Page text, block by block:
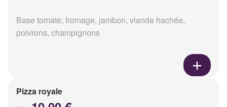
Base tomate, fromage, jambon, viande hachée,
poivrons, champignons
Pizza royale